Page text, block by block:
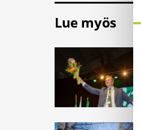
Lue myös